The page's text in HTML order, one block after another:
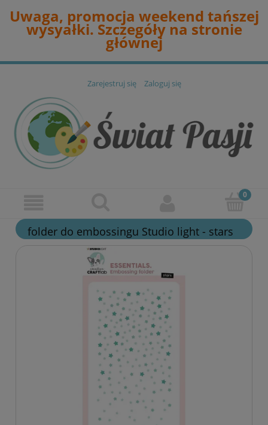
Uwaga, promocja weekend tańszej
wysyałki. Szczegóły na stronie
głównej
Zarejestruj się Zaloguj się
folder do embossingu Studio light - stars